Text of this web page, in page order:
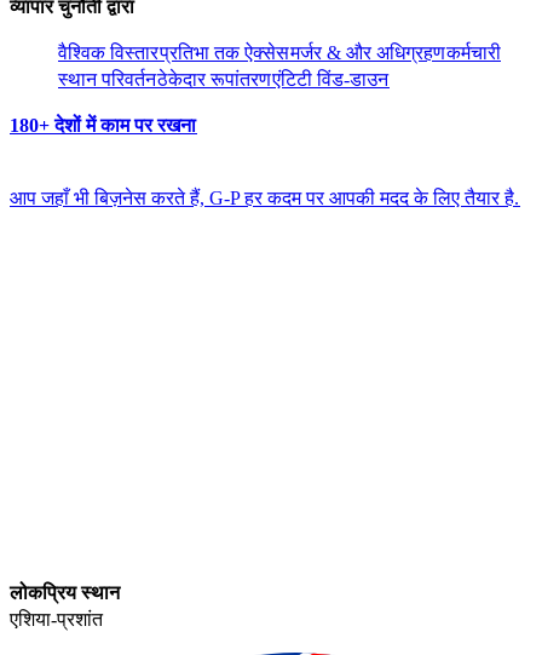
व्यापार चुनौती द्वारा​​
वैश्विक विस्तार​​प्रतिभा तक ऐक्सेस​​मर्जर & और अधिग्रहण​​कर्मचारी
स्थान परिवर्तन​​ठेकेदार रूपांतरण​​एंटिटी विंड-डाउन​​
180+ देशों में काम पर रखना​​
आप जहाँ भी बिज़नेस करते हैं, G-P हर कदम पर आपकी मदद के लिए तैयार है.​​
लोकप्रिय स्थान​​
एशिया-प्रशांत​​